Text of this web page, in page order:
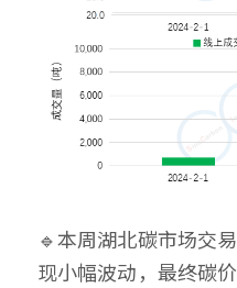
🔹本周湖北碳市场交
现小幅波动，最终碳